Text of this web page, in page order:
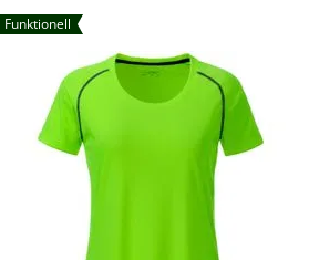
Funktionell